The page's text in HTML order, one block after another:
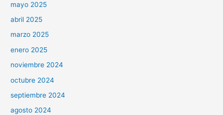
mayo 2025
abril 2025
marzo 2025
enero 2025
noviembre 2024
octubre 2024
septiembre 2024
agosto 2024